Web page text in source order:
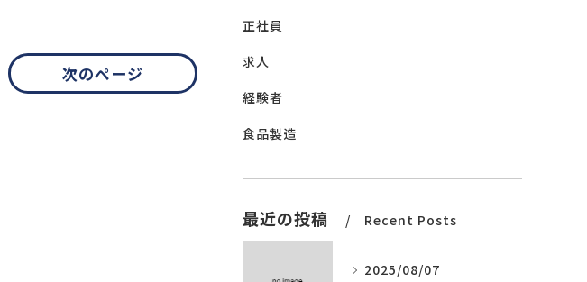
次のページ
正社員
求人
経験者
食品製造
最近の投稿 Recent Posts
2025/08/07